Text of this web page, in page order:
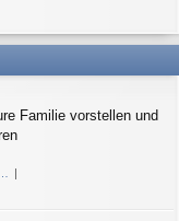
Familie vorstellen und